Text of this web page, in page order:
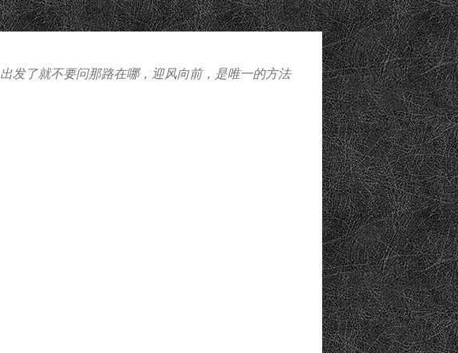
出发了就不要问那路在哪，迎风向前，是唯一的方法